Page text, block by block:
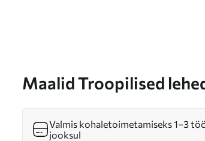
Maalid Troopilised
Valmis kohaletoimetamiseks 1–3
jooksul